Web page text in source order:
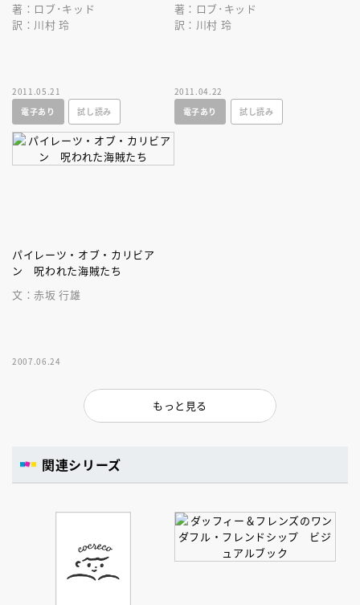
著：ロブ･キッド
訳：川村 玲
2011.05.21
電子あり
試し読み
著：ロブ･キッド
訳：川村 玲
2011.04.22
電子あり
試し読み
パイレーツ・オブ・カリビア
ン 呪われた海賊たち
文：赤坂 行雄
2007.06.24
もっと見る
関連シリーズ